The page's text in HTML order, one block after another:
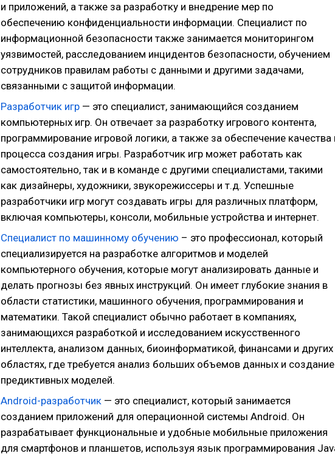
и приложений, а также за разработку и внедрение мер по
обеспечению конфиденциальности информации. Специалист по
информационной безопасности также занимается мониторингом
уязвимостей, расследованием инцидентов безопасности, обучением
сотрудников правилам работы с данными и другими задачами,
связанными с защитой информации.
Разработчик игр — это специалист, занимающийся созданием
компьютерных игр. Он отвечает за разработку игрового контента,
программирование игровой логики, а также за обеспечение качества
процесса создания игры. Разработчик игр может работать как
самостоятельно, так и в команде с другими специалистами, такими
как дизайнеры, художники, звукорежиссеры и т.д. Успешные
разработчики игр могут создавать игры для различных платформ,
включая компьютеры, консоли, мобильные устройства и интернет.
Специалист по машинному обучению – это профессионал, который
специализируется на разработке алгоритмов и моделей
компьютерного обучения, которые могут анализировать данные и
делать прогнозы без явных инструкций. Он имеет глубокие знания в
области статистики, машинного обучения, программирования и
математики. Такой специалист обычно работает в компаниях,
занимающихся разработкой и исследованием искусственного
интеллекта, анализом данных, биоинформатикой, финансами и других
областях, где требуется анализ больших объемов данных и создание
предиктивных моделей.
Android-разработчик — это специалист, который занимается
созданием приложений для операционной системы Android. Он
разрабатывает функциональные и удобные мобильные приложения
для смартфонов и планшетов, используя язык программирования